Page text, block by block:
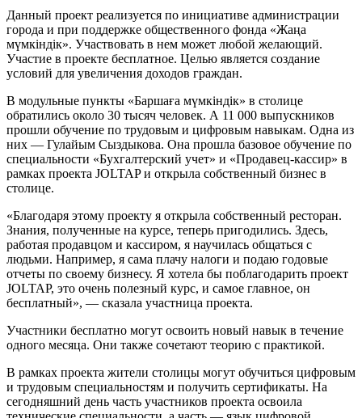
Данный проект реализуется по инициативе администрации
города и при поддержке общественного фонда «Жaңa
мүмкіндік». Участвовать в нем может любой желающий.
Участие в проекте бесплатное. Целью является создание
условий для увеличения доходов граждан.
В модульные пункты «Бaршaғa мүмкіндік» в столице
обратились около 30 тысяч человек. А 11 000 выпускников
прошли обучение по трудовым и цифровым навыкам. Одна из
них — Гулайым Сыздыкова. Она прошла базовое обучение по
специальности «Бухгалтерский учет» и «Продавец-кассир» в
рамках проекта JOLTAP и открыла собственный бизнес в
столице.
«Благодаря этому проекту я открыла собственный ресторан.
Знания, полученные на курсе, теперь пригодились. Здесь,
работая продавцом и кассиром, я научилась общаться с
людьми. Например, я сама плачу налоги и подаю годовые
отчеты по своему бизнесу. Я хотела бы поблагодарить проект
JOLTAP, это очень полезный курс, и самое главное, он
бесплатный», — сказала участница проекта.
Участники бесплатно могут освоить новый навык в течение
одного месяца. Они также сочетают теорию с практикой.
В рамках проекта жители столицы могут обучиться цифровым
и трудовым специальностям и получить сертификаты. На
сегодняшний день часть участников проекта освоила